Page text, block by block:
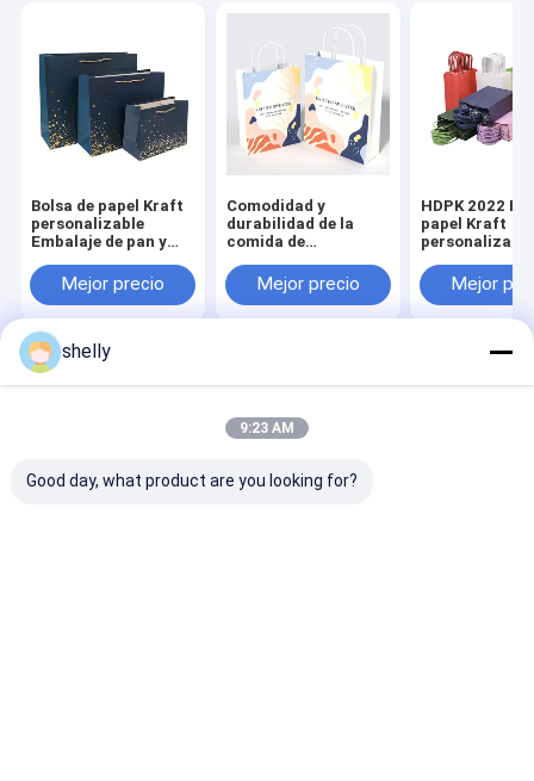
Bolsa de papel Kraft
personalizable
Embalaje de pan y
pollo Embalaje de
alimentos Impresión
desechable
Mejor precio
Comodidad y
durabilidad de la
comida de
personalizado
Premium bolso de
Mejor precio
HDPK 2022
papel Kraft
personal
papel regalo
Mejor
Sitio
Ahora
Site
Mapa del Sitio
Privacy Policy
Reserved.
shelly
9:23 AM
Good day, what product are you looking for?